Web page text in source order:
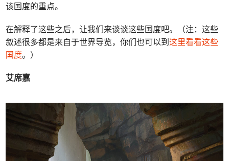
该国度的重点。
在解释了这些之后，让我们来谈谈这些国度吧。（注：这些
叙述很多都是来自于世界导览，你们也可以到这里看看这些
国度。）
艾席嘉